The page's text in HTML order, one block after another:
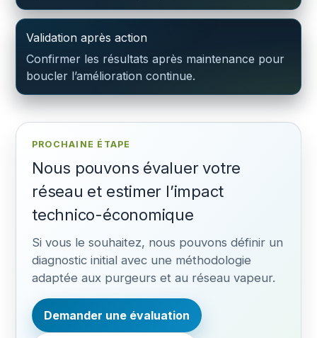
Validation après action
Confirmer les résultats après maintenance pour
boucler l’amélioration continue.
PROCHAINE ÉTAPE
Nous pouvons évaluer votre
réseau et estimer l’impact
technico-économique
Si vous le souhaitez, nous pouvons définir un
diagnostic initial avec une méthodologie
adaptée aux purgeurs et au réseau vapeur.
Demander une évaluation